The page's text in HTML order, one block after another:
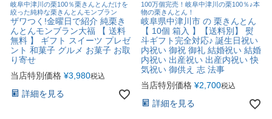
岐阜中津川の栗100％栗きんとんだけを
絞った純粋な栗きんとんモンブラン
ザワつく!金曜日で紹介 純栗き
んとんモンブラン大福 【 送料
無料 】 ギフト スイーツ プレゼ
ント 和菓子 グルメ お菓子 お取
り寄せ
当店特別価格 ¥3,980税込
詳細を見る
100万個完売！岐阜中津川の栗100％♪本
物の栗きんとん！
岐阜県中津川市 の 栗きんとん
【 10個 箱入 】【送料別】 熨
斗ギフト完全対応♪ 誕生日祝い
内祝い 御祝 御礼 結婚祝い 結婚
内祝い 出産祝い 出産内祝い 快
気祝い 御供え 志 法事
当店特別価格 ¥2,700税込
詳細を見る